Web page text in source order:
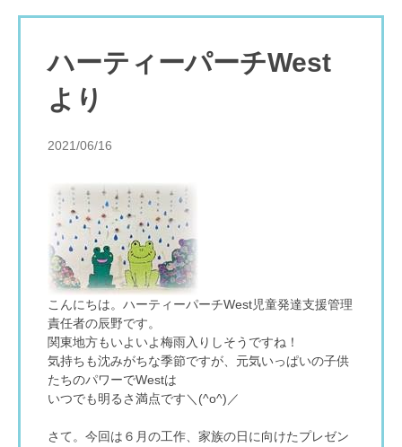
ハーティーパーチWest
より
2021/06/16
こんにちは。ハーティーパーチWest児童発達支援管理
責任者の辰野です。
関東地方もいよいよ梅雨入りしそうですね！
気持ちも沈みがちな季節ですが、元気いっぱいの子供
たちのパワーでWestは
いつでも明るさ満点です＼(^o^)／
さて。今回は６月の工作、家族の日に向けたプレゼン